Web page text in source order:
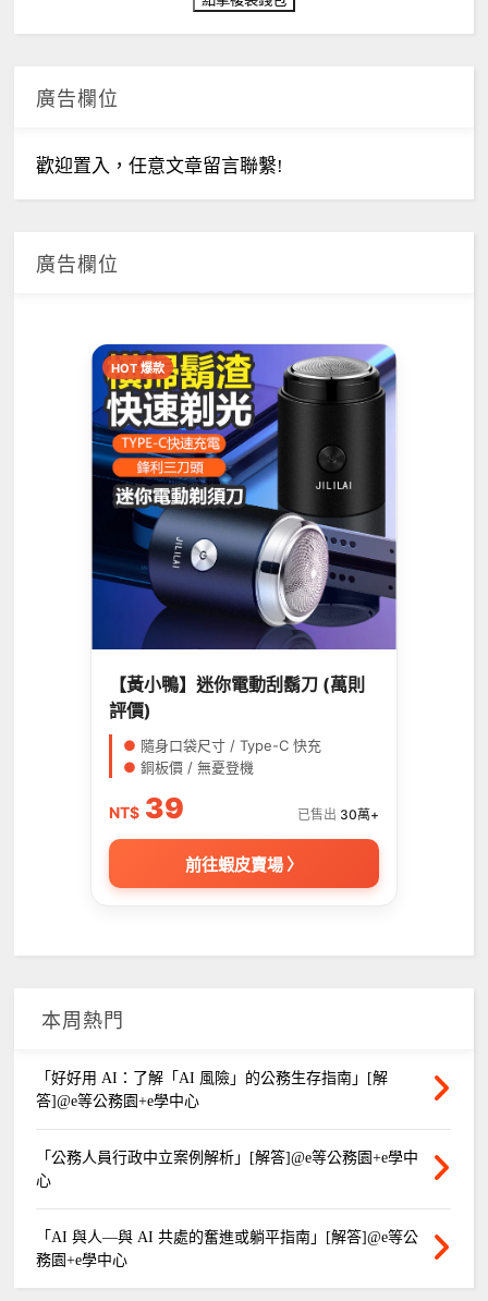
廣告欄位
歡迎置入，任意文章留言聯繫!
廣告欄位
HOT 爆款
【黃小鴨】迷你電動刮鬍刀 (萬則
評價)
● 隨身口袋尺寸 / Type-C 快充
● 銅板價 / 無憂登機
NT$ 39 已售出 30萬+
前往蝦皮賣場 〉
本周熱門
「好好用 AI：了解「AI 風險」的公務生存指南」[解
答]@e等公務園+e學中心
「公務人員行政中立案例解析」[解答]@e等公務園+e學中
心
「AI 與人—與 AI 共處的奮進或躺平指南」[解答]@e等公
務園+e學中心